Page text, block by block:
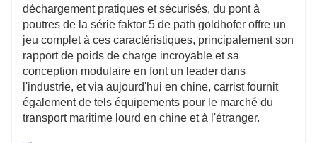
déchargement pratiques et sécurisés, du pont à
poutres de la série faktor 5 de path goldhofer offre un
jeu complet à ces caractéristiques, principalement son
rapport de poids de charge incroyable et sa
conception modulaire en font un leader dans
l'industrie, et via aujourd'hui en chine, carrist fournit
également de tels équipements pour le marché du
transport maritime lourd en chine et à l'étranger.